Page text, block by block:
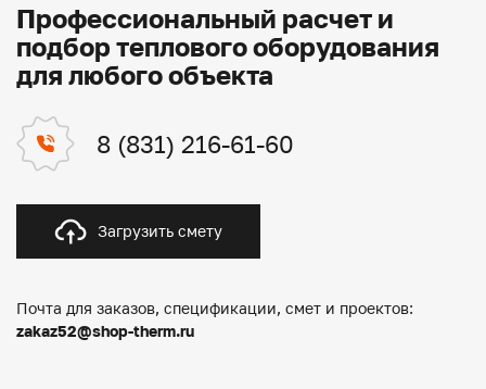
Профессиональный расчет и
подбор теплового оборудования
для любого объекта
8 (831) 216-61-60
Загрузить смету
Почта для заказов, спецификации, смет и проектов:
zakaz52@shop-therm.ru